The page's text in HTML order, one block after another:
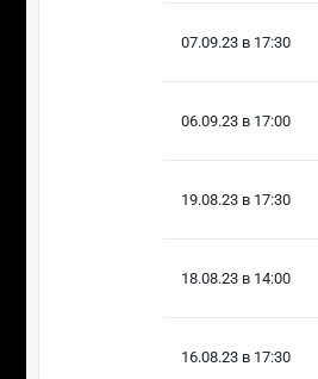
07.09.23 в 17:30
06.09.23 в 17:00
19.08.23 в 17:30
18.08.23 в 14:00
16.08.23 в 17:30